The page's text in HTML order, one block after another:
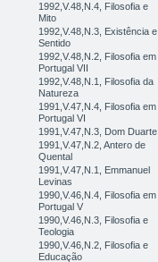
1992,V.48,N.4, Filosofia e
Mito
1992,V.48,N.3, Existência e
Sentido
1992,V.48,N.2, Filosofia em
Portugal VII
1992,V.48,N.1, Filosofia da
Natureza
1991,V.47,N.4, Filosofia em
Portugal VI
1991,V.47,N.3, Dom Duarte
1991,V.47,N.2, Antero de
Quental
1991,V.47,N.1, Emmanuel
Levinas
1990,V.46,N.4, Filosofia em
Portugal V
1990,V.46,N.3, Filosofia e
Teologia
1990,V.46,N.2, Filosofia e
Educação